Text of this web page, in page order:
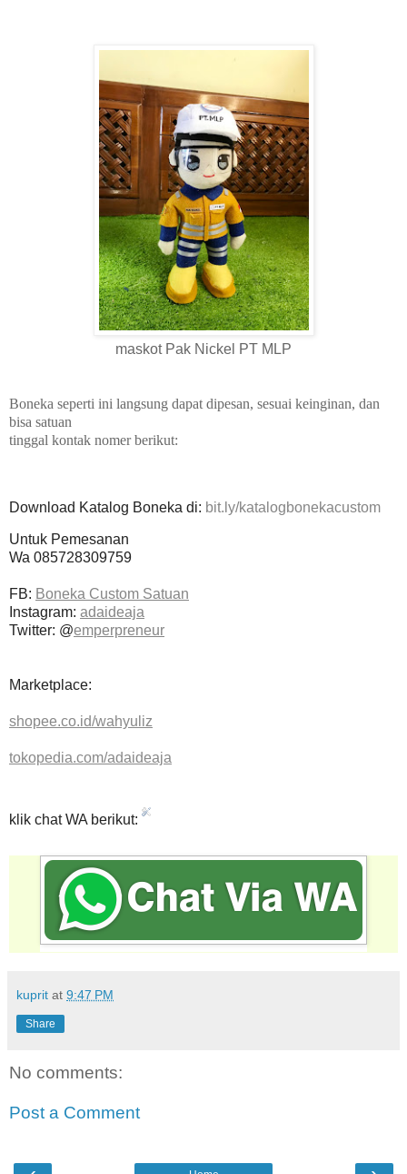
maskot Pak Nickel PT MLP
Boneka seperti ini langsung dapat dipesan, sesuai keinginan, dan
bisa satuan
tinggal kontak nomer berikut:
Download Katalog Boneka di: bit.ly/katalogbonekacustom
Untuk Pemesanan
Wa 085728309759
FB: Boneka Custom Satuan
Instagram: adaideaja
Twitter: @emperpreneur
Marketplace:
shopee.co.id/wahyuliz
tokopedia.com/adaideaja
klik chat WA berikut:
kuprit at 9:47 PM
Share
No comments:
Post a Comment